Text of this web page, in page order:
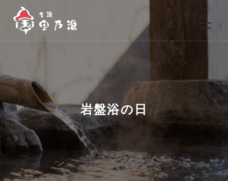
岩盤浴の日